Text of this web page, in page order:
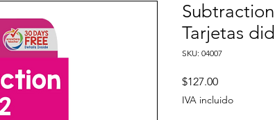
Tarjetas
SKU: 04007
$127.00Precio
IVA incluido